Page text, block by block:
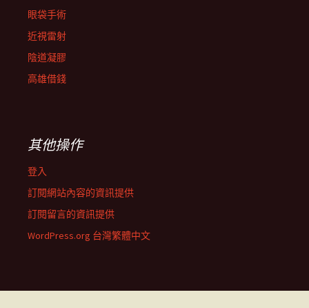
眼袋手術
近視雷射
陰道凝膠
高雄借錢
其他操作
登入
訂閱網站內容的資訊提供
訂閱留言的資訊提供
WordPress.org 台灣繁體中文